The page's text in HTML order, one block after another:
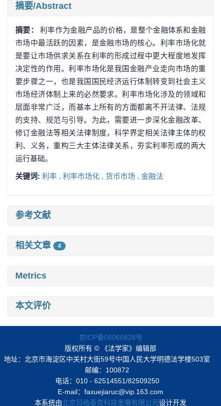
摘要/Abstract
摘要：利率作为金融产品的价格，是整个金融体系和金融
市场中最活跃的因素，是金融市场的核心。利率市场化就
是要让市场供求关系在利率的形成过程中更大程度地发挥
决定性的作用。利率市场化是我国金融产业走向市场的重
要步骤之一，也是我国国民经济运行体制转变到社会主义
市场经济体制上来的必然要求。利率市场化涉及的领域和
层面非常广泛，而基本上所有的方面都离不开法律、法规
的支持、规范与引导。为此，需要进一步深化金融改革、
修订金融法等相关法律制度，科学界定相关法律主体的权
利、义务，重构三大主体法律关系，夯实利率形成的两大
运行基础。
关键词: 利率 , 利率市场化 , 货币市场 , 金融法
参考文献
相关文章 4
Metrics
本文评价
京ICP备05066828号
版权所有 © 《法学家》编辑部
地址：北京市海淀区中关村大街59号中国人民大学明德法学楼503室
邮编：100872
电话：010 - 62514551/82509250
E-mail：faxuejiaruc@vip.163.com
本系统由北京玛格泰克科技发展有限公司设计开发